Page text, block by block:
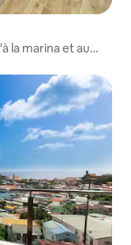
la marina et au